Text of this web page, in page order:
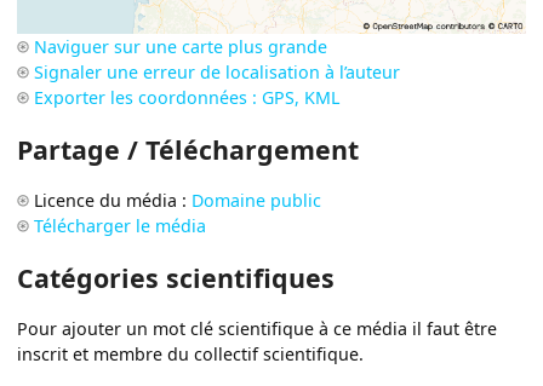
Naviguer sur une carte plus grande
Signaler une erreur de localisation à l’auteur
Exporter les coordonnées : GPS, KML
Partage / Téléchargement
Licence du média : Domaine public
Télécharger le média
Catégories scientifiques
Pour ajouter un mot clé scientifique à ce média il faut être
inscrit et membre du collectif scientifique.